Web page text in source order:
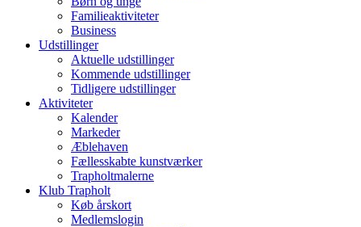
Familieaktiviteter
Business
Udstillinger
Aktuelle udstillinger
Kommende udstillinger
Tidligere udstillinger
Aktiviteter
Kalender
Markeder
Æblehaven
Fællesskabte kunstværker
Trapholtmalerne
Klub Trapholt
Køb årskort
Medlemslogin